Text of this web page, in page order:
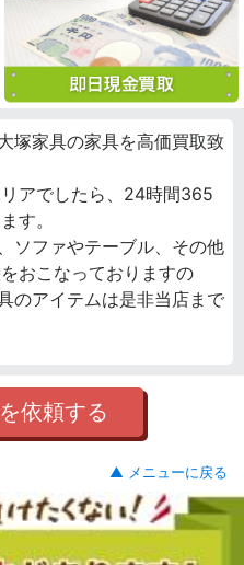
塚家具の家具を高価買取致
アでしたら、24時間365
す。
ソファやテーブル、その他
おこなっておりますの
のアイテムは是非当店まで
依頼する
▲ メニューに戻る